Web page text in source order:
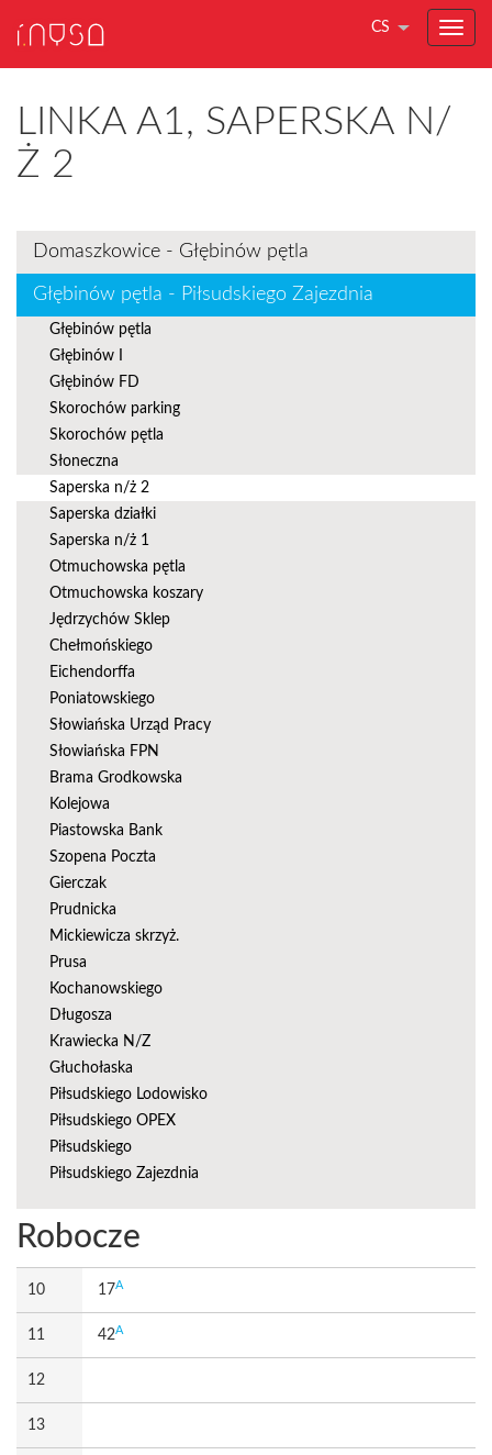
CS
LINKA A1, SAPERSKA N/
Ż 2
Domaszkowice - Głębinów pętla
Głębinów pętla - Piłsudskiego Zajezdnia
Głębinów pętla
Głębinów I
Głębinów FD
Skorochów parking
Skorochów pętla
Słoneczna
Saperska n/ż 2
Saperska działki
Saperska n/ż 1
Otmuchowska pętla
Otmuchowska koszary
Jędrzychów Sklep
Chełmońskiego
Eichendorffa
Poniatowskiego
Słowiańska Urząd Pracy
Słowiańska FPN
Brama Grodkowska
Kolejowa
Piastowska Bank
Szopena Poczta
Gierczak
Prudnicka
Mickiewicza skrzyż.
Prusa
Kochanowskiego
Długosza
Krawiecka N/Z
Głuchołaska
Piłsudskiego Lodowisko
Piłsudskiego OPEX
Piłsudskiego
Piłsudskiego Zajezdnia
Robocze
10 17A
11 42A
12
13